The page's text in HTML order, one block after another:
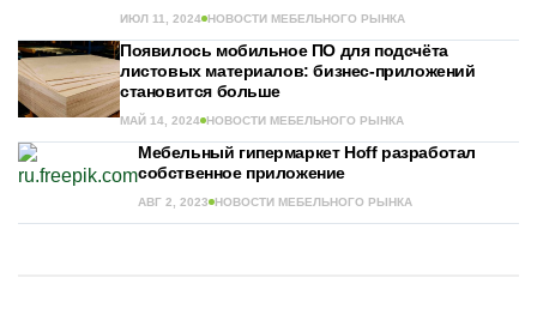
ИЮЛ 11, 2024 НОВОСТИ МЕБЕЛЬНОГО РЫНКА
Появилось мобильное ПО для подсчёта
листовых материалов: бизнес-приложений
становится больше
МАЙ 14, 2024 НОВОСТИ МЕБЕЛЬНОГО РЫНКА
Мебельный гипермаркет Hoff разработал
собственное приложение
АВГ 2, 2023 НОВОСТИ МЕБЕЛЬНОГО РЫНКА